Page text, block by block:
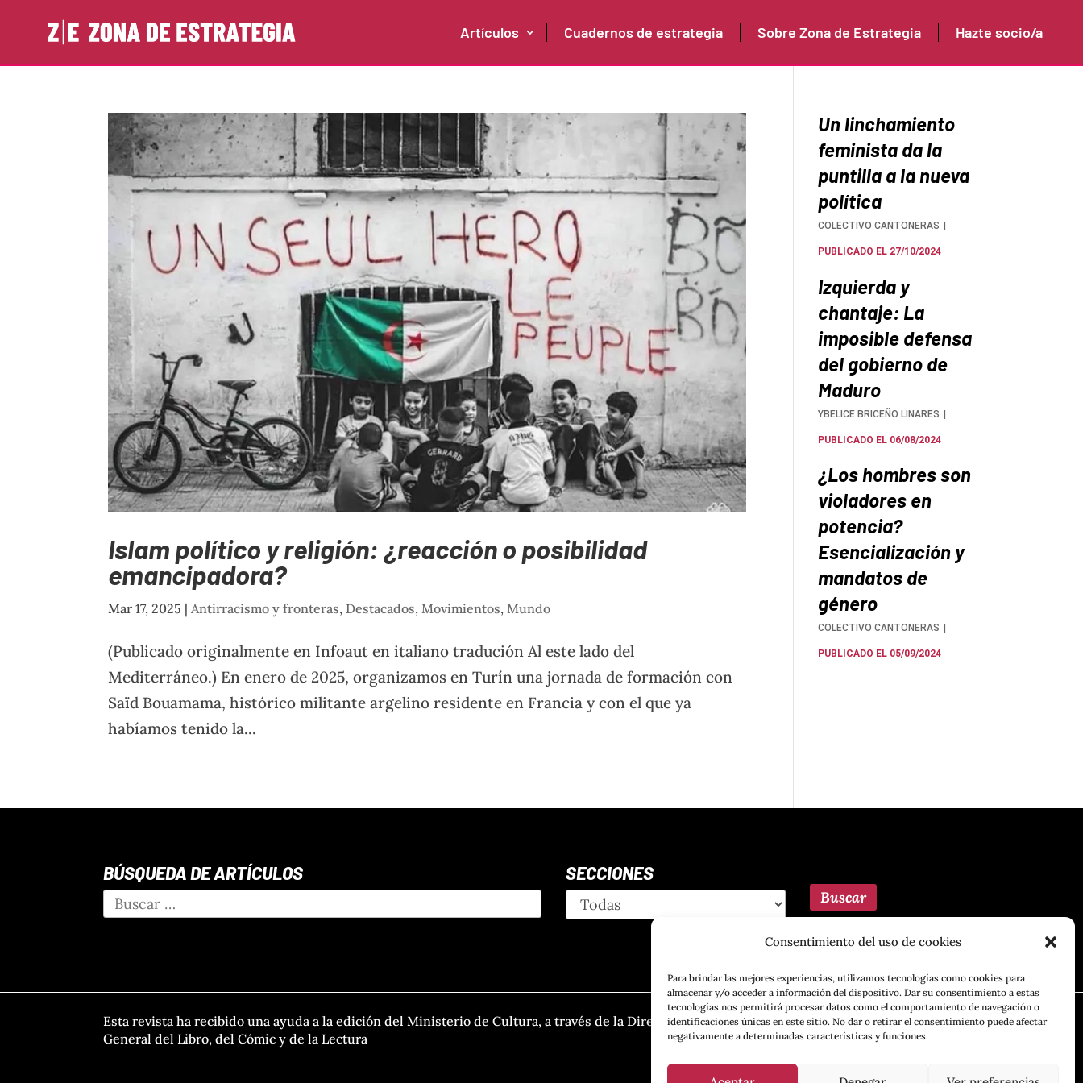
Consentimiento del uso de cookies
Para brindar las mejores experiencias, utilizamos tecnologías como cookies para
almacenar y/o acceder a información del dispositivo. Dar su consentimiento a estas
tecnologías nos permitirá procesar datos como el comportamiento de navegación o
identificaciones únicas en este sitio. No dar o retirar el consentimiento puede afectar
negativamente a determinadas características y funciones.
Artículos Cuadernos de estrategia Sobre Zona de Estrategia Hazte socio/a
Islam político y religión: ¿reacción o posibilidad
emancipadora?
Mar 17, 2025 | Antirracismo y fronteras, Destacados, Movimientos, Mundo
(Publicado originalmente en Infoaut en italiano tradución Al este lado del
Mediterráneo.) En enero de 2025, organizamos en Turín una jornada de formación con
Saïd Bouamama, histórico militante argelino residente en Francia y con el que ya
habíamos tenido la...
Un linchamiento
feminista da la
puntilla a la nueva
política
COLECTIVO CANTONERAS
PUBLICADO EL 27/10/2024
Izquierda y
chantaje: La
imposible defensa
del gobierno de
Maduro
YBELICE BRICEÑO LINARES
PUBLICADO EL 06/08/2024
¿Los hombres son
violadores en
potencia?
Esencialización y
mandatos de
género
COLECTIVO CANTONERAS
PUBLICADO EL 05/09/2024
BÚSQUEDA DE ARTÍCULOS SECCIONES
Esta revista ha recibido una ayuda a la edición del Ministerio de Cultura, a través de la Dirección
General del Libro, del Cómic y de la Lectura